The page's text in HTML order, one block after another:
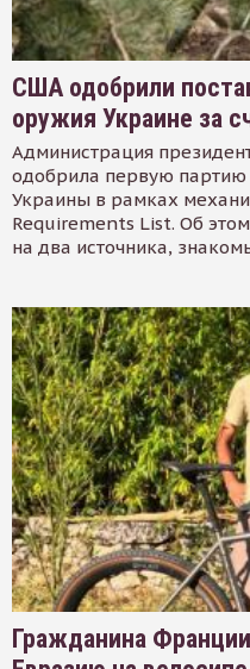
США одобрили
оружия Украине за
Администрация
одобрила первую
Украины в рамках
Requirements List. Об
на два источника,
Гражданина